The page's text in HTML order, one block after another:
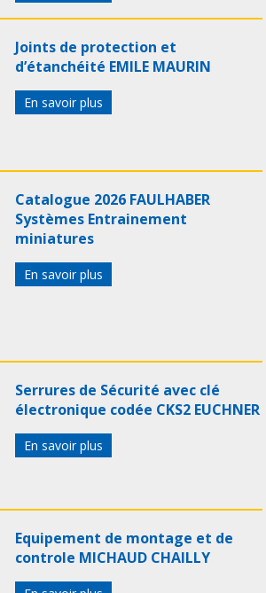
Joints de protection et
d’étanchéité EMILE MAURIN
En savoir plus
Catalogue 2026 FAULHABER
Systèmes Entrainement
miniatures
En savoir plus
Serrures de Sécurité avec clé
électronique codée CKS2 EUCHNER
En savoir plus
Equipement de montage et de
controle MICHAUD CHAILLY